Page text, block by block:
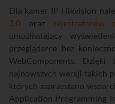
Dla kamer IP Hikvision
3.0 oraz
umożliwiający
przeglądarce bez
WebComponents.
najnowszych wersji takich
których zaprzestano
Application Programming